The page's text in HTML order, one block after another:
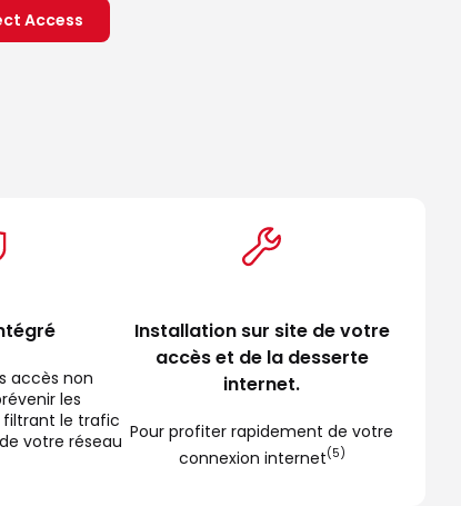
Access
accès non
les
le trafic
votre réseau
Installation sur site de votre
accès et de la desserte
internet.
Pour profiter rapidement de votre
connexion internet(5)